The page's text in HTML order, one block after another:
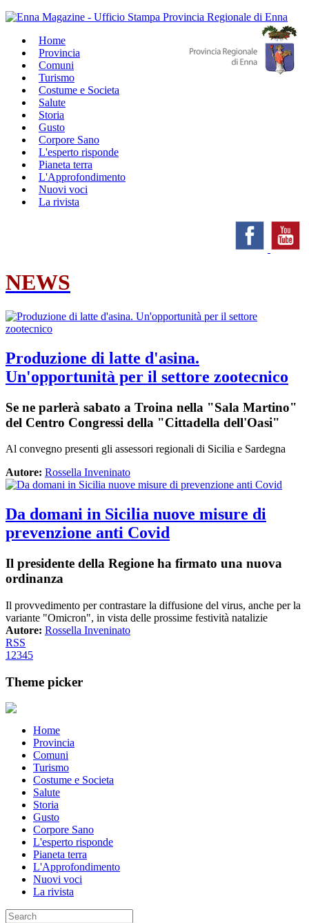
Home
Provincia
Comuni
Turismo
Costume e Societa
Salute
Storia
Gusto
Corpore Sano
L'esperto risponde
Pianeta terra
L'Approfondimento
Nuovi voci
La rivista
NEWS
Produzione di latte d'asina.
Un'opportunità per il settore zootecnico
Se ne parlerà sabato a Troina nella "Sala Martino"
del Centro Congressi della "Cittadella dell'Oasi"
Al convegno presenti gli assessori regionali di Sicilia e Sardegna
Autore: Rossella Inveninato
Da domani in Sicilia nuove misure di
prevenzione anti Covid
Il presidente della Regione ha firmato una nuova
ordinanza
Il provvedimento per contrastare la diffusione del virus, anche per la
variante "Omicron", in vista delle prossime festività natalizie
Autore: Rossella Inveninato
RSS
1 2345
Theme picker
Home
Provincia
Comuni
Turismo
Costume e Societa
Salute
Storia
Gusto
Corpore Sano
L'esperto risponde
Pianeta terra
L'Approfondimento
Nuovi voci
La rivista